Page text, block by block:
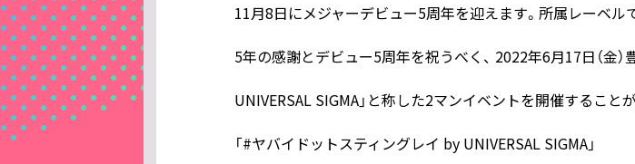
11月8日にメジャーデビュー5周年を迎えます。所属レーベ
5年の感謝とデビュー5周年を祝うべく、 2022年6月17日（金
UNIVERSAL SIGMA」と称した2マンイベントを開催すること
「#ヤバイドットスティングレイ by UNIVERSAL SIGMA」